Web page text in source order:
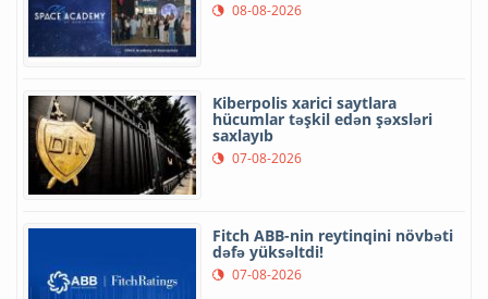
08-08-2026
Kiberpolis xarici saytlara
hücumlar təşkil edən şəxsləri
saxlayıb
07-08-2026
Fitch ABB-nin reytinqini növbəti
dəfə yüksəltdi!
07-08-2026